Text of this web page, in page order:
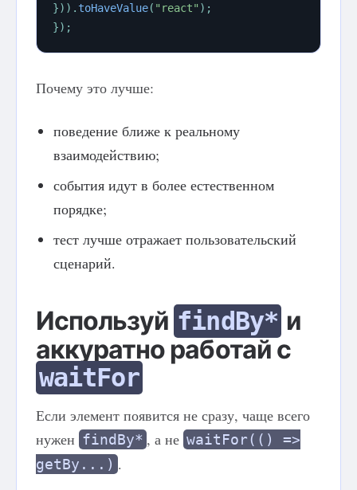
}) ) . toHaveValue( "react" ) ;
}) ;
Почему это лучше:
поведение ближе к реальному
взаимодействию;
события идут в более естественном
порядке;
тест лучше отражает пользовательский
сценарий.
Используй findBy* и
аккуратно работай с
waitFor
Если элемент появится не сразу, чаще всего
нужен findBy* , а не waitFor(() =>
getBy...) .